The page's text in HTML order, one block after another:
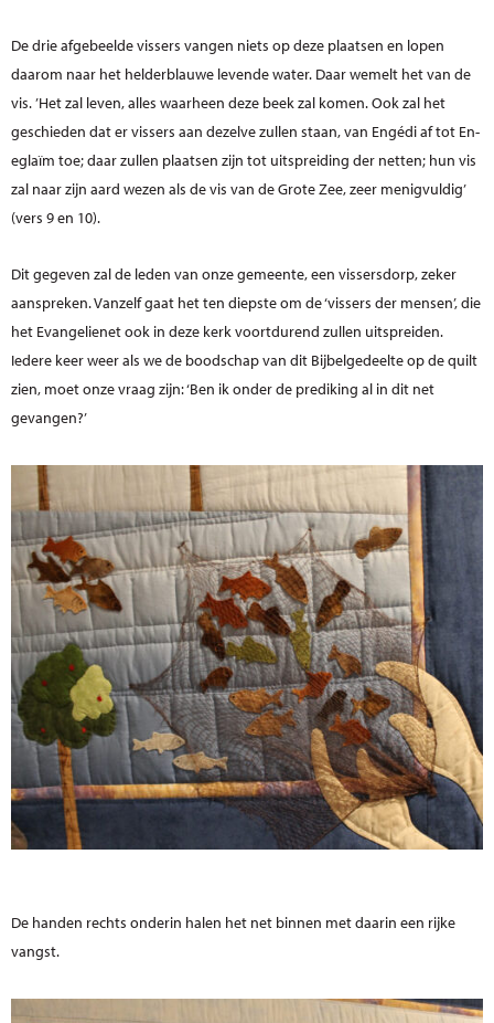
De drie afgebeelde vissers vangen niets op deze plaatsen en lopen
daarom naar het helderblauwe levende water. Daar wemelt het van de
vis. ’Het zal leven, alles waarheen deze beek zal komen. Ook zal het
geschieden dat er vissers aan dezelve zullen staan, van Engédi af tot En-
eglaïm toe; daar zullen plaatsen zijn tot uitspreiding der netten; hun vis
zal naar zijn aard wezen als de vis van de Grote Zee, zeer menigvuldig’
(vers 9 en 10).
Dit gegeven zal de leden van onze gemeente, een vissersdorp, zeker
aanspreken. Vanzelf gaat het ten diepste om de ‘vissers der mensen’, die
het Evangelienet ook in deze kerk voortdurend zullen uitspreiden.
Iedere keer weer als we de boodschap van dit Bijbelgedeelte op de quilt
zien, moet onze vraag zijn: ‘Ben ik onder de prediking al in dit net
gevangen?’
De handen rechts onderin halen het net binnen met daarin een rijke
vangst.